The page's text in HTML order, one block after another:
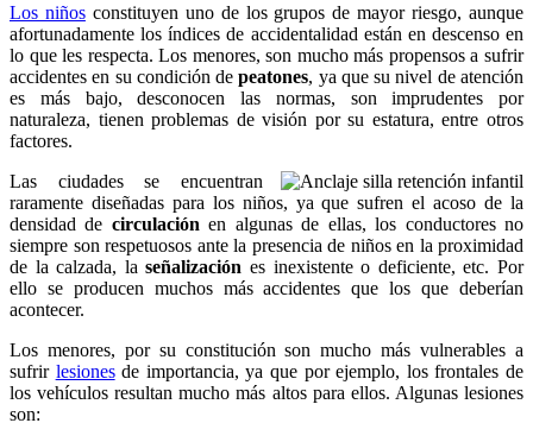
Los niñosconstituyen uno de los grupos de mayor riesgo, aunque
afortunadamente los índices de accidentalidad están en descenso en
lo que les respecta. Los menores, son mucho más propensos a sufrir
accidentes en su condición depeatones, ya que su nivel de atención
es más bajo, desconocen las normas, son imprudentes por
naturaleza, tienen problemas de visión por su estatura, entre otros
factores.
Las ciudades se encuentran
raramente diseñadas para los niños, ya que sufren el acoso de la
densidad de circulación en algunas de ellas, los conductores no
siempre son respetuosos ante la presencia de niños en la proximidad
de la calzada, laseñalización es inexistente o deficiente, etc. Por
ello se producen muchos más accidentes que los que deberían
acontecer.
Los menores, por su constitución son mucho más vulnerables a
sufrir lesionesde importancia, ya que por ejemplo, los frontales de
los vehículos resultan mucho más altos para ellos. Algunas lesiones
son: